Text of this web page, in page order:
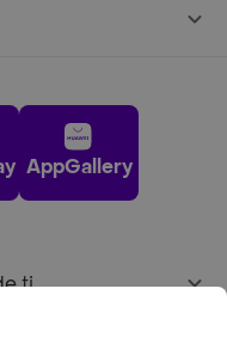
AppGallery
ti